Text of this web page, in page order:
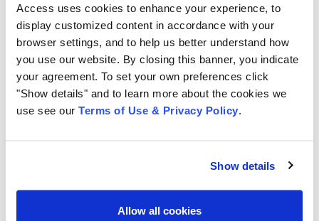
Access uses cookies to enhance your experience, to
display customized content in accordance with your
browser settings, and to help us better understand how
you use our website. By closing this banner, you indicate
your agreement. To set your own preferences click
"Show details" and to learn more about the cookies we
use see our Terms of Use & Privacy Policy.
Show details
Allow all cookies
informações da sua empresa sejam acessíveis,
compatíveis e seguras.
Além disso, a Access oferece um serviço para guarda e
gestão de documentos e informações especialmente
criados para atender aos requisitos de conformidade
guarda, recuperação, até a destruição segura de
documentos.